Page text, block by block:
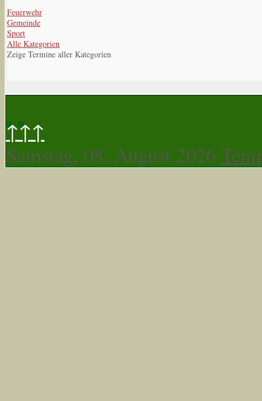
Feuerwehr
Gemeinde
Sport
Alle Kategorien
Zeige Termine aller Kategorien
↑↑↑
Samstag, 08. August 2026